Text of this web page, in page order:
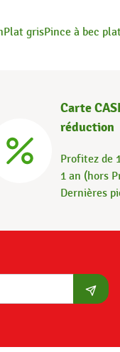
Plat grisPince à bec
Carte
réduction
Profitez de
1 an (hors
Dernières